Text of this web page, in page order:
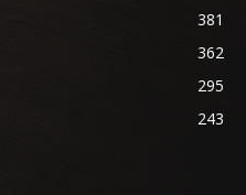
381
362
295
243